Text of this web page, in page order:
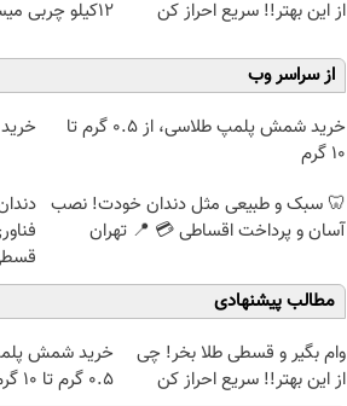
از این بهتر!! سریع احراز کن
12کیلو چربی میسوزونی🧨
از سراسر وب
خرید شمش پلمپ طلاسی، از ۰.۵ گرم تا
۱۰ گرم
خرید
🦷 سبک و طبیعی مثل دندان خودت! نصب
آسان و پرداخت اقساطی 💳 📍 تهران
مطالب پیشنهادی
وام بگیر و قسطی طلا بخر! چی
از این بهتر!! سریع احراز کن
خرید شمش
۰.۵ گرم تا ۱۰ گرم